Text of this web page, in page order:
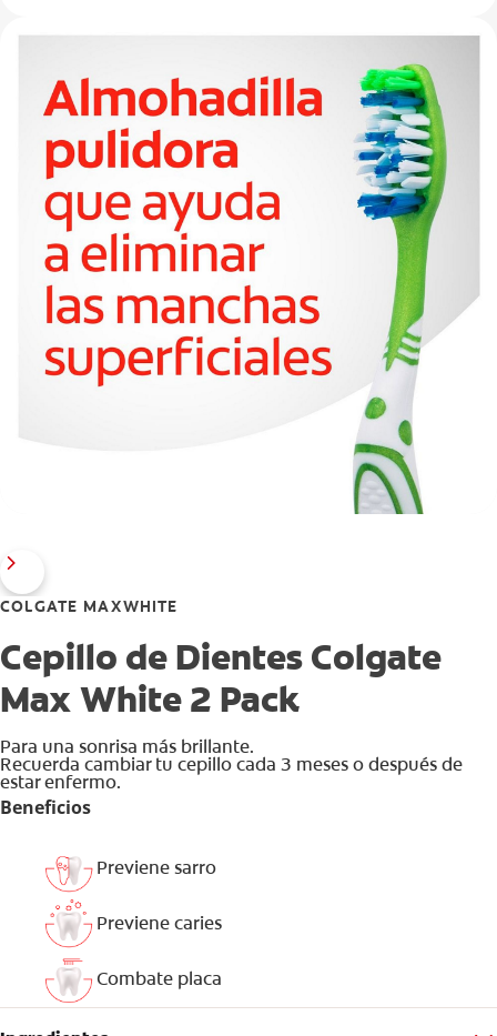
COLGATE MAXWHITE
Cepillo de Dientes Colgate
Max White 2 Pack
Para una sonrisa más brillante.
Recuerda cambiar tu cepillo cada 3 meses o después de
estar enfermo.
Beneficios
Previene sarro
Previene caries
Combate placa